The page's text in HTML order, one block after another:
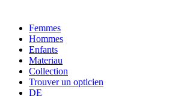
Femmes
Hommes
Enfants
Materiau
Collection
Trouver un opticien
DE